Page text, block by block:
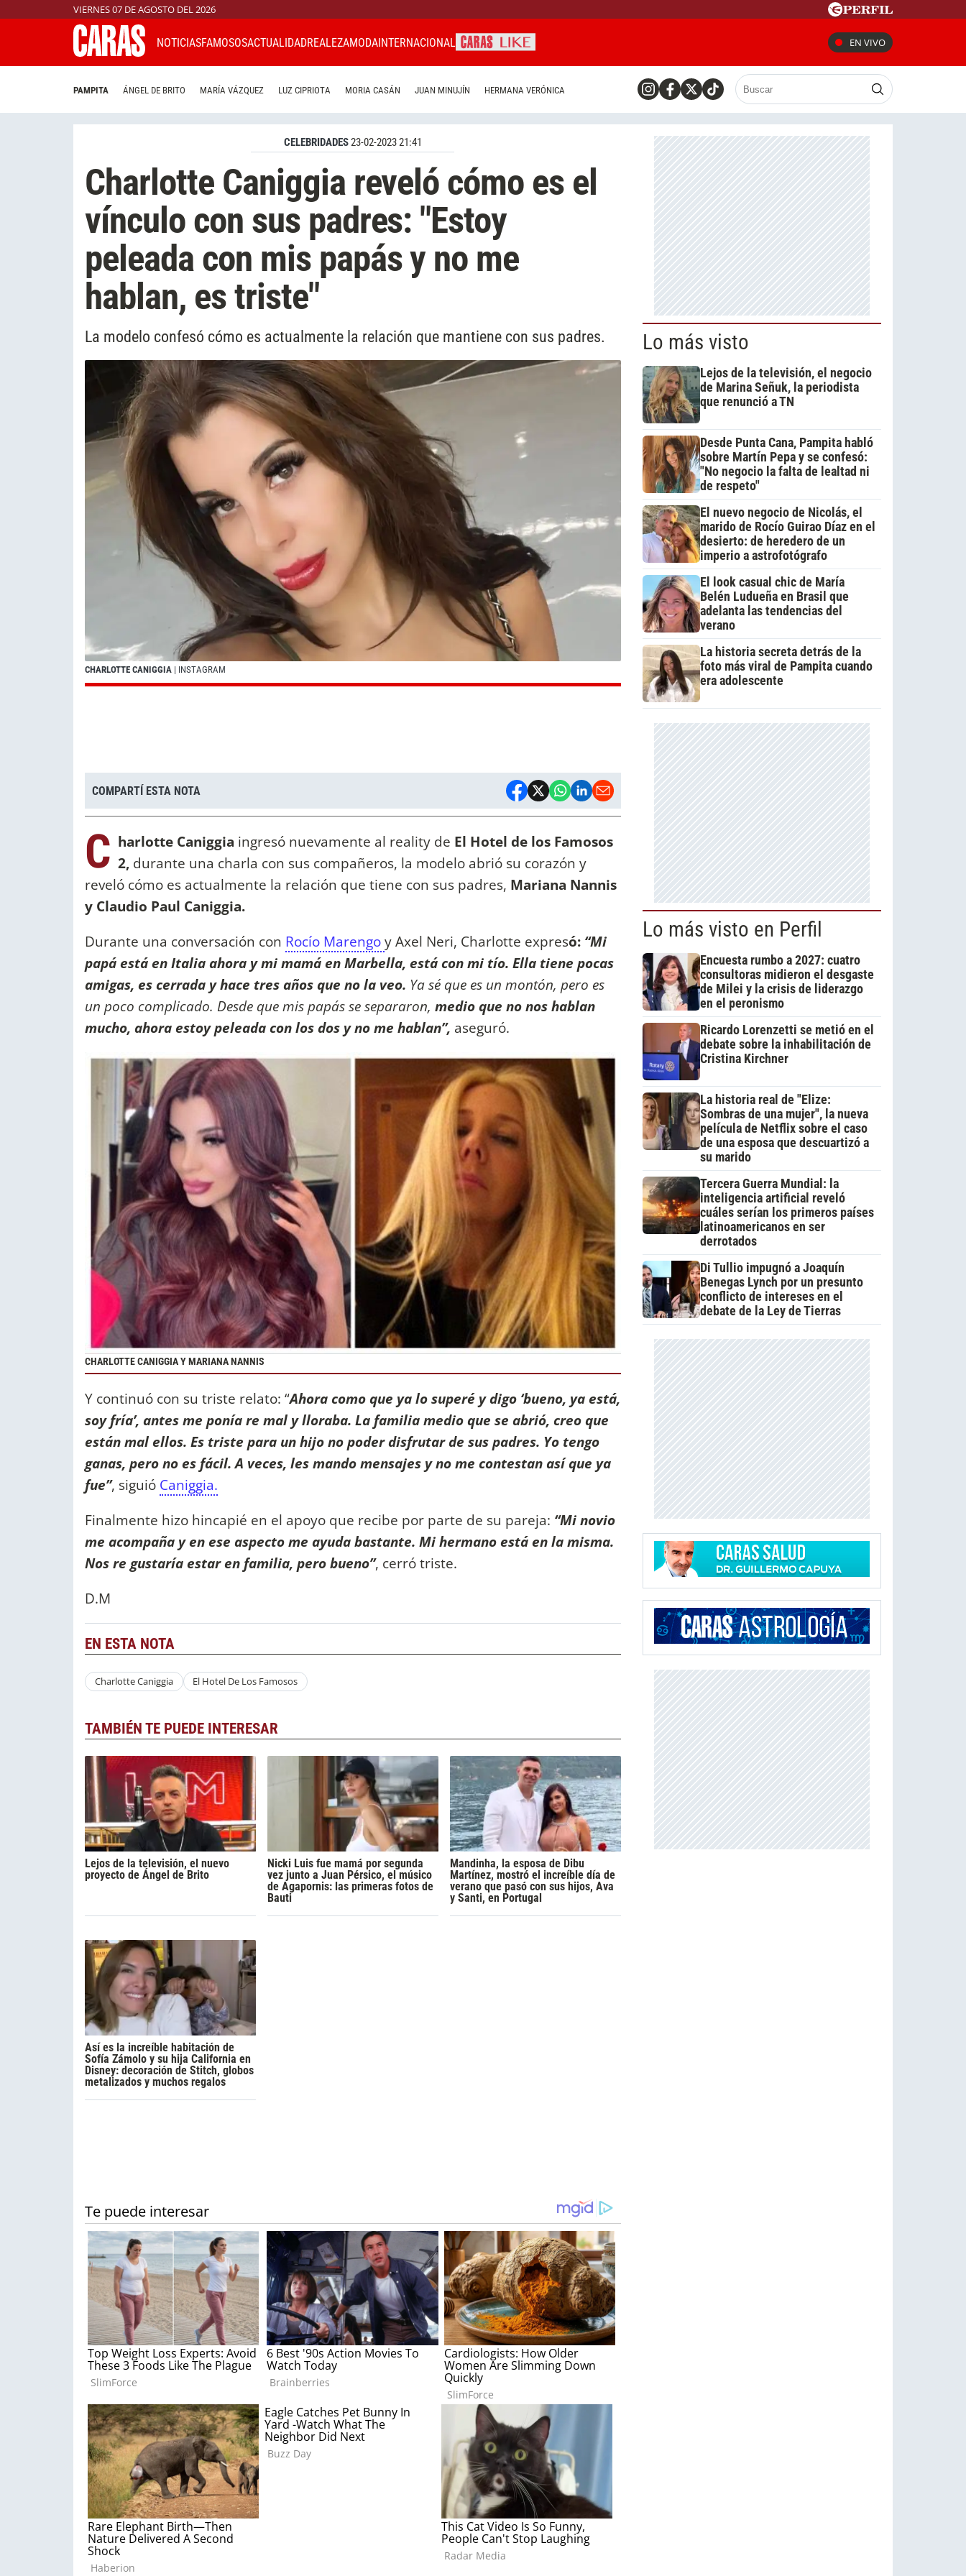
VIERNES 07 DE AGOSTO DEL 2026
NOTICIASFAMOSOSACTUALIDADREALEZAMODAINTERNACIONAL EN VIVO
PAMPITA ÁNGEL DE BRITO MARÍA VÁZQUEZ LUZ CIPRIOTA MORIA CASÁN JUAN MINUJÍN HERMANA VERÓNICA
CELEBRIDADES23-02-2023 21:41
Charlotte Caniggia reveló cómo es el
vínculo con sus padres: "Estoy
peleada con mis papás y no me
hablan, es triste"
La modelo confesó cómo es actualmente la relación que mantiene con sus padres.
CHARLOTTE CANIGGIA | INSTAGRAM
COMPARTÍ ESTA NOTA
C harlotte Caniggia ingresó nuevamente al reality de El Hotel de los Famosos
2, durante una charla con sus compañeros, la modelo abrió su corazón y
reveló cómo es actualmente la relación que tiene con sus padres, Mariana Nannis
y Claudio Paul Caniggia.
Durante una conversación con Rocío Marengoy Axel Neri, Charlotte expresó: “Mi
papá está en Italia ahora y mi mamá en Marbella, está con mi tío. Ella tiene pocas
amigas, es cerrada y hace tres años que no la veo. Ya sé que es un montón, pero es
un poco complicado. Desde que mis papás se separaron, medio que no nos hablan
mucho, ahora estoy peleada con los dos y no me hablan”, aseguró.
CHARLOTTE CANIGGIA Y MARIANA NANNIS
Y continuó con su triste relato: “Ahora como que ya lo superé y digo ‘bueno, ya está,
soy fría’, antes me ponía re mal y lloraba. La familia medio que se abrió, creo que
están mal ellos. Es triste para un hijo no poder disfrutar de sus padres. Yo tengo
ganas, pero no es fácil. A veces, les mando mensajes y no me contestan así que ya
fue”, siguió Caniggia.
Finalmente hizo hincapié en el apoyo que recibe por parte de su pareja: “Mi novio
me acompaña y en ese aspecto me ayuda bastante. Mi hermano está en la misma.
Nos re gustaría estar en familia, pero bueno”, cerró triste.
D.M
EN ESTA NOTA
Charlotte Caniggia El Hotel De Los Famosos
TAMBIÉN TE PUEDE INTERESAR
Lejos de la televisión, el nuevo
proyecto de Ángel de Brito
Nicki Luis fue mamá por segunda
vez junto a Juan Pérsico, el músico
de Agapornis: las primeras fotos de
Bauti
Mandinha, la esposa de Dibu
Martínez, mostró el increíble día de
verano que pasó con sus hijos, Ava
y Santi, en Portugal
Así es la increíble habitación de
Sofía Zámolo y su hija California en
Disney: decoración de Stitch, globos
metalizados y muchos regalos
Lo más visto
Lejos de la televisión, el negocio
de Marina Señuk, la periodista
que renunció a TN
Desde Punta Cana, Pampita habló
sobre Martín Pepa y se confesó:
"No negocio la falta de lealtad ni
de respeto"
El nuevo negocio de Nicolás, el
marido de Rocío Guirao Díaz en el
desierto: de heredero de un
imperio a astrofotógrafo
El look casual chic de María
Belén Ludueña en Brasil que
adelanta las tendencias del
verano
La historia secreta detrás de la
foto más viral de Pampita cuando
era adolescente
Lo más visto en Perfil
Encuesta rumbo a 2027: cuatro
consultoras midieron el desgaste
de Milei y la crisis de liderazgo
en el peronismo
Ricardo Lorenzetti se metió en el
debate sobre la inhabilitación de
Cristina Kirchner
La historia real de "Elize:
Sombras de una mujer", la nueva
película de Netflix sobre el caso
de una esposa que descuartizó a
su marido
Tercera Guerra Mundial: la
inteligencia artificial reveló
cuáles serían los primeros países
latinoamericanos en ser
derrotados
Di Tullio impugnó a Joaquín
Benegas Lynch por un presunto
conflicto de intereses en el
debate de la Ley de Tierras